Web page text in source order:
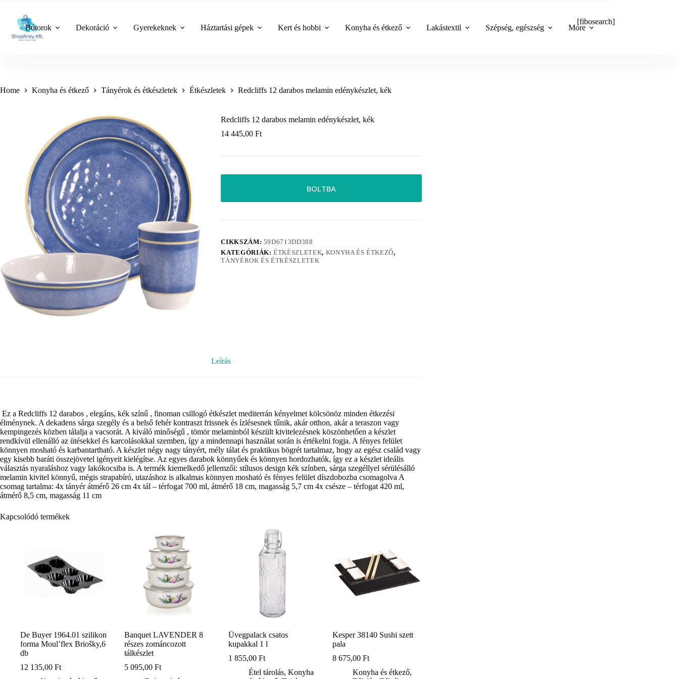
content
Bútorok Dekoráció Gyerekeknek Háztartási gépek Kert és hobbi Konyha és étkező Lakástextil Szépség, egészség More
[fibosearch]
Home Konyha és étkező Tányérok és étkészletek Étkészletek Redcliffs 12 darabos melamin edénykészlet, kék
Redcliffs 12 darabos melamin edénykészlet, kék
14 445,00Ft
BOLTBA
CIKKSZÁM: 59D6713DD388
KATEGÓRIÁK:ÉTKÉSZLETEK, KONYHA ÉS ÉTKEZŐ,
TÁNYÉROK ÉS ÉTKÉSZLETEK
Leírás
Ez a Redcliffs 12 darabos , elegáns, kék színű , finoman csillogó étkészlet mediterrán kényelmet kölcsönöz minden étkezési
élménynek. A dekadens sárga szegély és a belső fehér kontraszt frissnek és ízlésesnek tűnik, akár otthon, akár a teraszon vagy
kempingezés közben tálalja a vacsorát. A kiváló minőségű , tömör melaminból készült kivitelezésnek köszönhetően a készlet
rendkívül ellenálló az ütésekkel és karcolásokkal szemben, így a mindennapi használat során is értékelni fogja. A fényes felület
könnyen mosható és karbantartható. A készlet négy nagy tányért, mély tálat és praktikus bögrét tartalmaz, hogy az egész család vagy
egy kisebb baráti összejövetel igényeit kielégítse. Az egyes darabok könnyűek és könnyen hordozhatók, így ez a készlet ideális
választás nyaraláshoz vagy lakókocsiba is. A termék kiemelkedő jellemzői: stílusos design kék színben, sárga szegéllyel sérülésálló
melamin kivitel könnyű, mégis strapabíró, utazáshoz is alkalmas könnyen mosható és fényes felület díszdobozba csomagolva A
csomag tartalma: 4x tányér átmérő 26 cm 4x tál – térfogat 700 ml, átmérő 18 cm, magasság 5,7 cm 4x csésze – térfogat 420 ml,
átmérő 8,5 cm, magasság 11 cm
Kapcsolódó termékek
De Buyer 1964.01 szilikon
forma Moul’flex Briošky,6
db
12 135,00 Ft
Banquet LAVENDER 8
részes zománcozott
tálkészlet
5 095,00Ft
Üvegpalack csatos
kupakkal 1 l
1 855,00Ft
Étel tárolás,Konyha
Kesper 38140 Sushi szett
pala
8 675,00Ft
Konyha és étkező,